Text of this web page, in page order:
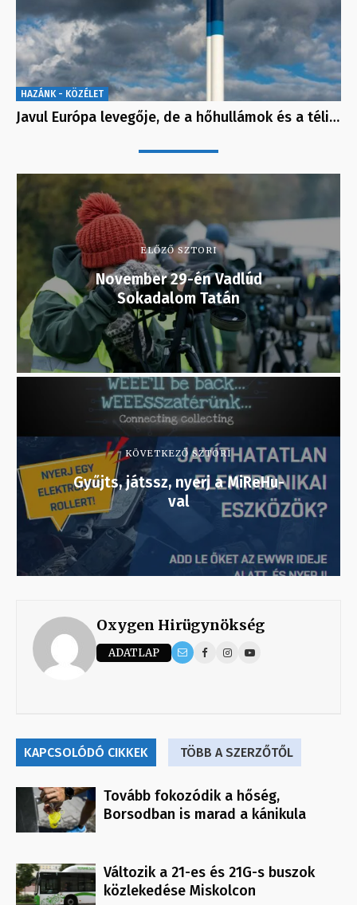
HAZÁNK - KÖZÉLET
Javul Európa levegője, de a hőhullámok és a téli…
ELŐZŐ SZTORI
November 29-én Vadlúd
Sokadalom Tatán
KÖVETKEZŐ SZTORI
Gyűjts, játssz, nyerj a MiReHu-
val
Oxygen Hirügynökség
ADATLAP
KAPCSOLÓDÓ CIKKEK TÖBB A SZERZŐTŐL
Tovább fokozódik a hőség,
Borsodban is marad a kánikula
Változik a 21-es és 21G-s buszok
közlekedése Miskolcon